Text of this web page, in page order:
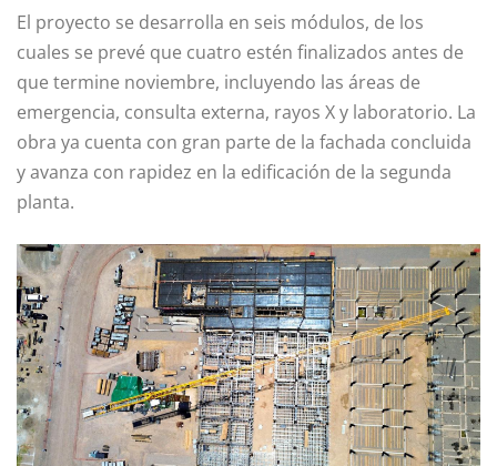
El proyecto se desarrolla en seis módulos, de los
cuales se prevé que cuatro estén finalizados antes de
que termine noviembre, incluyendo las áreas de
emergencia, consulta externa, rayos X y laboratorio. La
obra ya cuenta con gran parte de la fachada concluida
y avanza con rapidez en la edificación de la segunda
planta.